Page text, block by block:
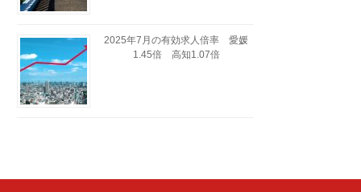
2025年7月の有効求人倍率 愛媛
1.45倍 高知1.07倍